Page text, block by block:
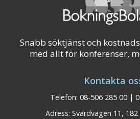
Snabb söktjänst och
med allt för konferenser,
Kontakta
Telefon: 08-506 285 00 |
Adress: Svärdvägen 11,